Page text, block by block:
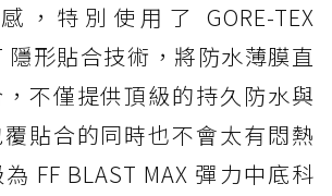
，特別使用了 GORE-TEX
隱形貼合技術，將防水薄膜直
不僅提供頂級的持久防水與
貼合的同時也不會太有悶熱
FF BLAST MAX 彈力中底科